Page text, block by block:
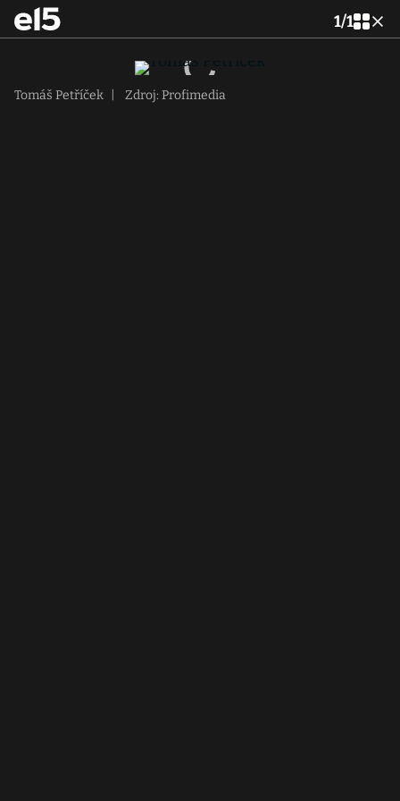
1/1
Tomáš Petříček Zdroj: Profimedia